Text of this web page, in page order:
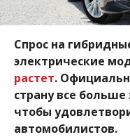
Спрос на
электрические
растет.
страну все
чтобы
автомобилистов.